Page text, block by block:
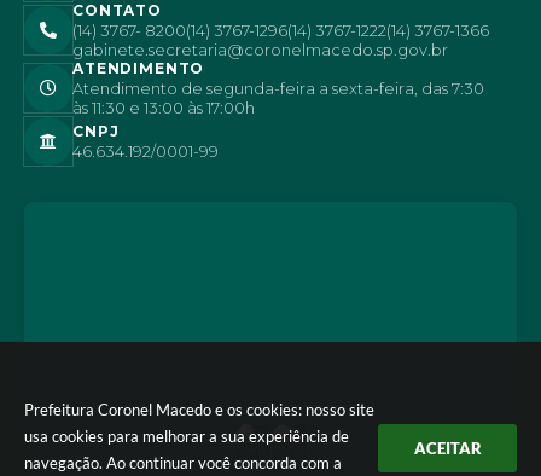
Prefeitura Coronel Macedo e os cookies: nosso site
usa cookies para melhorar a sua experiência de
navegação. Ao continuar você concorda com a
ACEITAR
CONTATO
(14) 3767- 8200(14) 3767-1296(14) 3767-1222(14) 3767-1366
gabinete.secretaria@coronelmacedo.sp.gov.br
ATENDIMENTO
Atendimento de segunda-feira a sexta-feira, das 7:30
às 11:30 e 13:00 às 17:00h
CNPJ
46.634.192/0001-99